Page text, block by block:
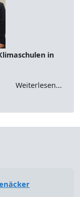
in
Weiterlesen...